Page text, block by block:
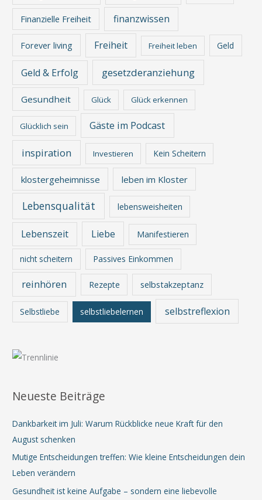
Finanzielle Freiheit finanzwissen
Forever living Freiheit Freiheit leben Geld
Geld & Erfolg gesetzderanziehung
Gesundheit Glück Glück erkennen
Glücklich sein Gäste im Podcast
inspiration Investieren Kein Scheitern
klostergeheimnisse leben im Kloster
Lebensqualität lebensweisheiten
Lebenszeit Liebe Manifestieren
nicht scheitern Passives Einkommen
reinhören Rezepte selbstakzeptanz
Selbstliebe selbstliebelernen selbstreflexion
Neueste Beiträge
Dankbarkeit im Juli: Warum Rückblicke neue Kraft für den
August schenken
Mutige Entscheidungen treffen: Wie kleine Entscheidungen dein
Leben verändern
Gesundheit ist keine Aufgabe – sondern eine liebevolle